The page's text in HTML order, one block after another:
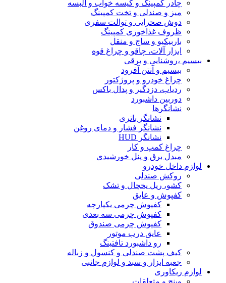
چادر کمپینگ و کیسه خواب و البسه
میز و صندلی و تخت کمپینگ
دوش صحرایی و توالت سفری
ظروف غذاخوری کمپینگ
باربیکیو و ساج و منقل
ابزار آلات، چاقو و چراغ قوه
بیسیم ،روشنایی و برقی
بیسیم و آنتن آفرود
چراغ خودرو و پروژکتور
ردیاب، دزدگیر و پدال باکس
دوربین داشبورد
نشانگرها
نشانگر باتری
نشانگر فشار و دمای روغن
نشانگر HUD
چراغ کمپ و کار
مبدل برق و پنل خورشیدی
لوازم داخل خودرو
روکش صندلی
کشو، ریل یخچال و تشک
کفپوش و عایق
کفپوش چرمی یکپارچه
کفپوش چرمی سه بعدی
کفپوش چرمی صندوق
عایق درب موتور
رو داشبورد تافتینگ
کیف پشت صندلی و کنسول و زباله
جعبه ابزار و سبد و لوازم جانبی
لوازم ریکاوری
وینچ و متعلقات